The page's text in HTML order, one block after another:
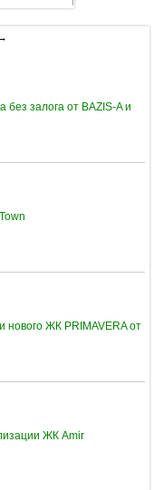
без залога от BAZIS-A и
нового ЖК PRIMAVERA от
ЖК Amir